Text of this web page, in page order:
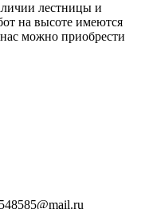
лестницы и
на высоте имеются
можно приобрести